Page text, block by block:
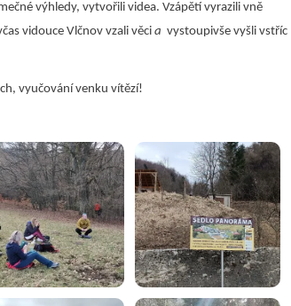
výhledy, vytvořili videa. Vzápětí vyrazili vně
vidouce Vlčnov vzali věci a vystoupivše vyšli vstříc
vyučování venku vítězí!